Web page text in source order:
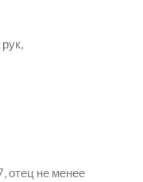
не менее